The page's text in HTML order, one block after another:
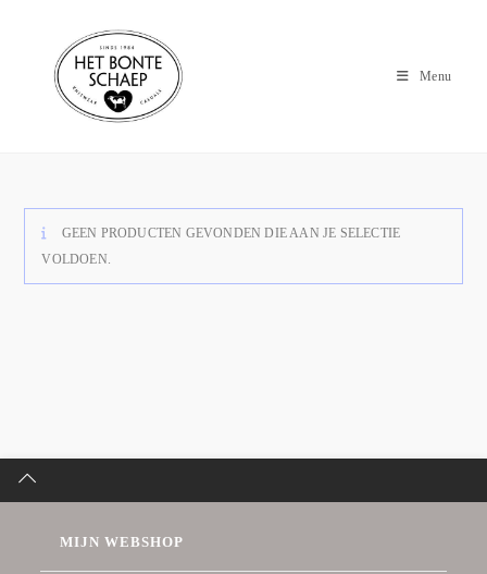
Menu
GEEN PRODUCTEN GEVONDEN DIE AAN JE SELECTIE
VOLDOEN.
MIJN WEBSHOP